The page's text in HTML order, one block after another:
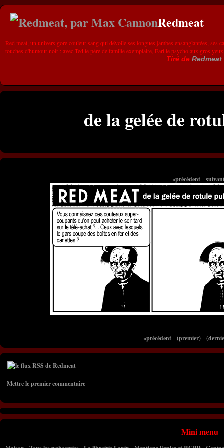
Redmeat
Red meat, un univers gore couleur sang qui dévoile ses longues jambes ensanglantées, ses
touches d'humour noir : avec Ted le père de famille exemplaire, Earl le psycho aux gros
Tiré de Redmeat
de la gelée de
«précédent
«précédent (premier)
Mettre le premier commentaire
Mini menu